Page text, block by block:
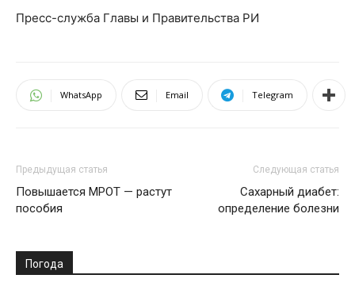
Пресс-служба Главы и Правительства РИ
WhatsApp Email Telegram
Предыдущая статья
Повышается МРОТ — растут
пособия
Следующая статья
Сахарный диабет:
определение болезни
Погода